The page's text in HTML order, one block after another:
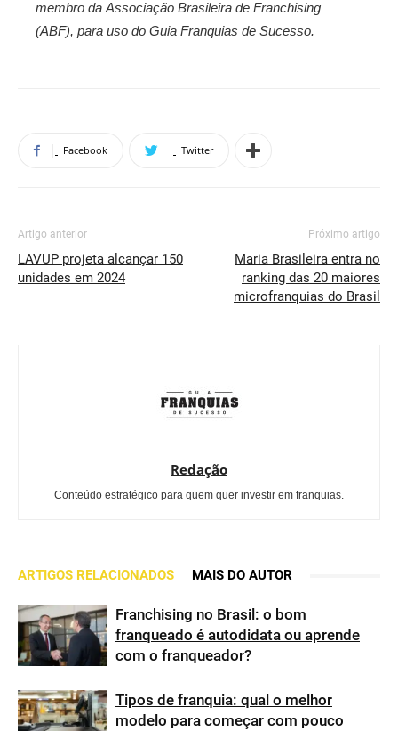
membro da Associação Brasileira de Franchising
(ABF), para uso do Guia Franquias de Sucesso.
Facebook Twitter
Artigo anterior
LAVUP projeta alcançar 150
unidades em 2024
Próximo artigo
Maria Brasileira entra no
ranking das 20 maiores
microfranquias do Brasil
Redação
Conteúdo estratégico para quem quer investir em franquias.
ARTIGOS RELACIONADOS MAIS DO AUTOR
Franchising no Brasil: o bom
franqueado é autodidata ou aprende
com o franqueador?
Tipos de franquia: qual o melhor
modelo para começar com pouco